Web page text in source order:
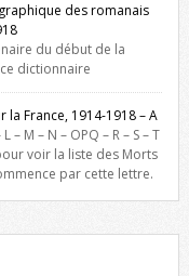
des romanais
du début de la
dictionnaire
Morts pour la
historique est
de
Triboulet, […]
France, 1914-1918 – A
– M – N – OPQ – R – S – T
voir la liste des Morts
par cette lettre.